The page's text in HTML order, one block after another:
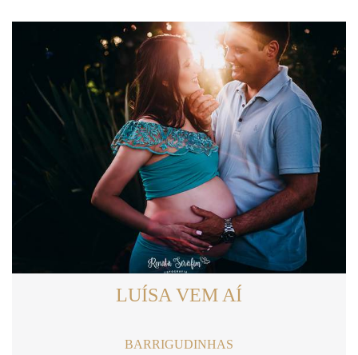
LUÍSA VEM AÍ
BARRIGUDINHAS